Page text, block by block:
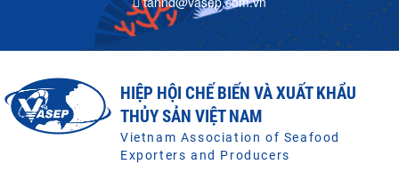
HIỆP HỘI CHẾ BIẾN VÀ XUẤT KHẨU
THỦY SẢN VIỆT NAM
Vietnam Association of Seafood
Exporters and Producers